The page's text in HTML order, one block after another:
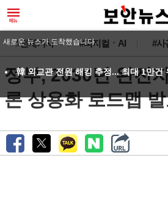
#전체기사 #피지컬ㆍAI #사
정부, 2030년 완전
론 상용화 로드맵
새로운 뉴스가 도착했습니다.
韓 외교관 전원 해킹 추정... 최대 1만건